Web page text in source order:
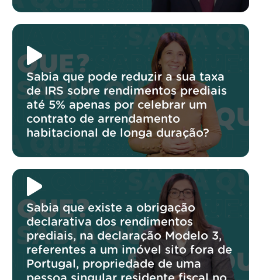
Sabia que pode reduzir a sua taxa
de IRS sobre rendimentos prediais
até 5% apenas por celebrar um
contrato de arrendamento
habitacional de longa duração?
Sabia que existe a obrigação
declarativa dos rendimentos
prediais, na declaração Modelo 3,
referentes a um imóvel sito fora de
Portugal, propriedade de uma